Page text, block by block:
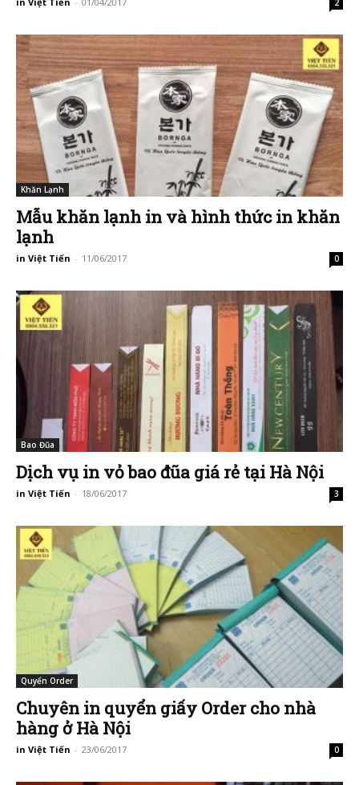
2
Khăn Lạnh
Mẫu khăn lạnh in và hình thức in khăn
lạnh
in Việt Tiến - 11/06/2017 0
Bao Đũa
Dịch vụ in vỏ bao đũa giá rẻ tại Hà Nội
in Việt Tiến - 18/06/2017 3
Quyển Order
Chuyên in quyển giấy Order cho nhà
hàng ở Hà Nội
in Việt Tiến - 23/06/2017 0